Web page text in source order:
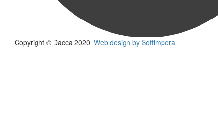
Copyright © Dacca 2020. Web design by Softimpera